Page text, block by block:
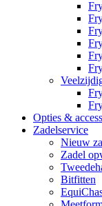
Opties &
Zadelservice
Nieuw
Zadel
Bitfitten